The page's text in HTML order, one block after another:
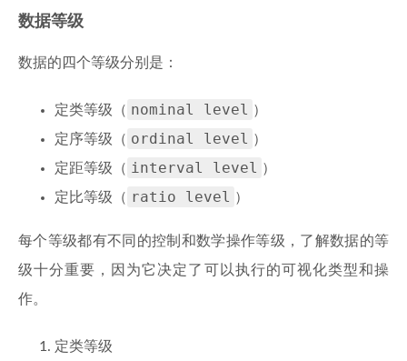
数据等级
数据的四个等级分别是：
定类等级（ nominal level ）
定序等级（ ordinal level ）
定距等级（ interval level ）
定比等级（ ratio level ）
每个等级都有不同的控制和数学操作等级，了解数据的等
级十分重要，因为它决定了可以执行的可视化类型和操
作。
定类等级